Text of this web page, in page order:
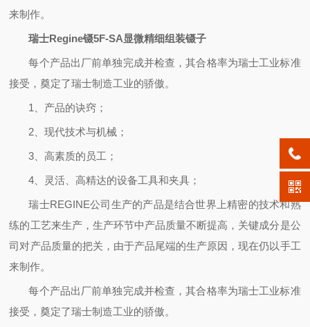
来制作。
瑞士Regine镊5F-SA显微精细组装镊子
每个产品出厂前单独完成并检查，其合格率为瑞士工业标准
接受，奠定了瑞士制造工业的骄傲。
1、产品的诀窍；
2、现代技术与机械；
3、高素质的员工；
4、灵活、高精达的设备工具和夹具；
瑞士REGINE公司生产的产品是结合世界上精密的技术和熟
练的工艺来生产，生产环节中产品质量不断提高，关键成分是公
司对产品质量的把关，由于产品尾端的生产原因，现在仍以手工
来制作。
每个产品出厂前单独完成并检查，其合格率为瑞士工业标准
接受，奠定了瑞士制造工业的骄傲。